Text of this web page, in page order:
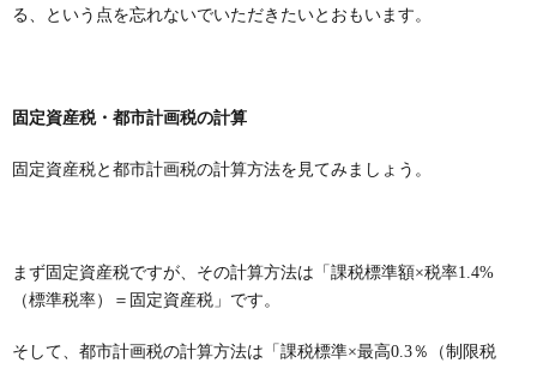
る、という点を忘れないでいただきたいとおもいます。
固定資産税・都市計画税の計算
固定資産税と都市計画税の計算方法を見てみましょう。
まず固定資産税ですが、その計算方法は「課税標準額×税率1.4%
（標準税率）＝固定資産税」です。
そして、都市計画税の計算方法は「課税標準×最高0.3％（制限税